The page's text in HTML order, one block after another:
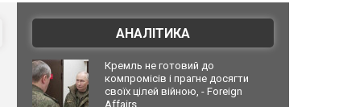
АНАЛІТИКА
Кремль не готовий до
компромісів і прагне досягти
своїх цілей війною, - Foreign
Affairs